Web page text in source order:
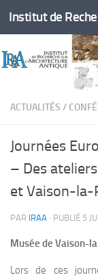
Skip to content
ACTUALITÉS /
Journées
– Des
et Vaison-la-
PAR IRAA · PUBLIÉ 5
Musée de Vaison-
Lors de ces